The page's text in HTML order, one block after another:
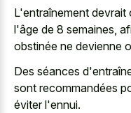
L'entraînement devrait
l'âge de 8 semaines,
obstinée ne devienne
Des séances
sont recommandées
éviter l'ennui.